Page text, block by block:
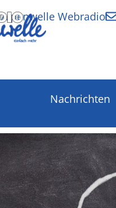
Alpenwelle Webradio
Nachrichten